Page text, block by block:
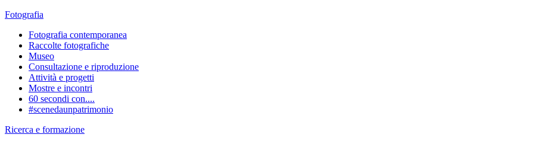
Fotografia
Fotografia contemporanea
Raccolte fotografiche
Museo
Consultazione e riproduzione
Attività e progetti
Mostre e incontri
60 secondi con....
#scenedaunpatrimonio
Ricerca e formazione